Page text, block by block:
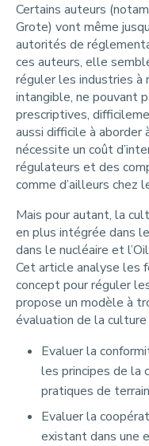
Certains auteurs
Grote) vont même
autorités de
ces auteurs, elle
réguler les industries
intangible, ne pouvant
prescriptives,
aussi difficile à aborder
nécessite un coût
régulateurs et des
comme d’ailleurs chez
Mais pour autant, la
en plus intégrée dans
dans le nucléaire et
Cet article analyse les
concept pour réguler
propose un modèle à
évaluation de la
Evaluer la
les principes de la
pratiques de
Evaluer la
existant dans une